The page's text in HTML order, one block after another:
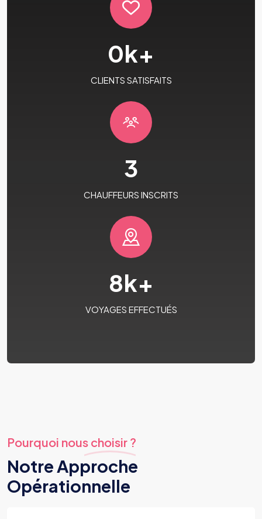
0k+
CLIENTS SATISFAITS
3
CHAUFFEURS INSCRITS
8k+
VOYAGES EFFECTUÉS
Pourquoi nous choisir ?
Notre Approche
Opérationnelle